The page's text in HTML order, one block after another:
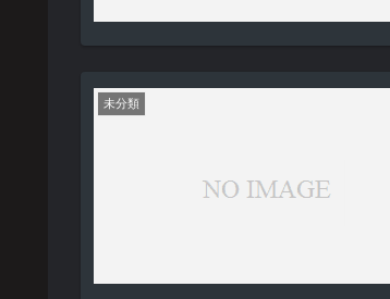
未分類